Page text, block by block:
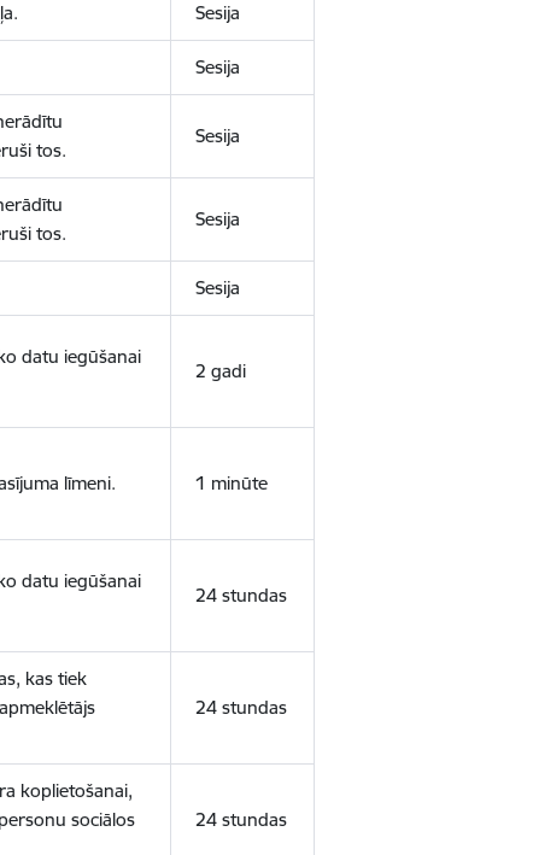
Sesija
Sesija
tos.
Sesija
tos.
Sesija
Sesija
datu iegūšanai
2 gadi
līmeni. 1 minūte
datu iegūšanai
24 stundas
kas tiek
24 stundas
koplietošanai,
sociālos
24 stundas